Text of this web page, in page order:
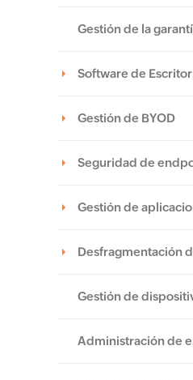
Gestión de la
Software de
Gestión de BYOD
Seguridad de
Gestión de
Desfragmentación
Gestión de
Administración de